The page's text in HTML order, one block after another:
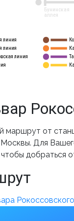
линия
линия
линия
Бунинская
аллея
от
Для
добраться